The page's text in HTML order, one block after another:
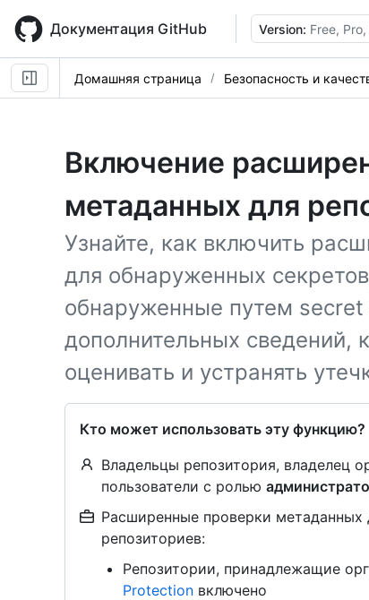
main
content
Документация GitHub Version: Free,
Домашняя страница Безопасность и
Включение
метаданных для
Узнайте, как включить
для обнаруженных
обнаруженные путем
дополнительных сведений,
оценивать и устранять
Кто может использовать эту функцию?
Владельцы репозитория, владелец
пользователи с ролью
Расширенные проверки
репозиториев:
Репозитории, принадлежащие
Protection включено